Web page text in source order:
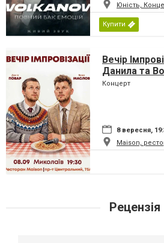
Юність,
Купити
Вечір
Данила та
Концерт
8 вересня,
Maison,
Рецензія